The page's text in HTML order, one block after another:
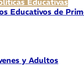
Educativas
Educativos de
y Adultos